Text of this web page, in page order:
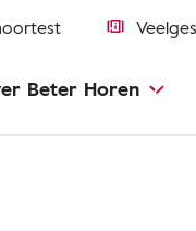
Beter Horen